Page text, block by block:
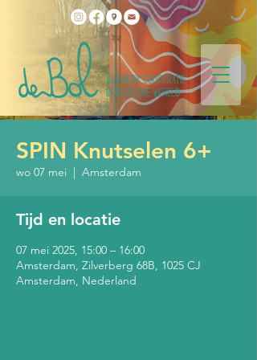
SPIN Knutselen 6+
wo 07 mei
  |
Amsterdam
Tijd en locatie
07 mei 2025, 15:00 – 16:00
Amsterdam, Zilverberg 68B, 1025 CJ
Amsterdam, Nederland